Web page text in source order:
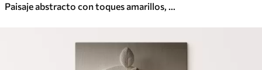
Paisaje abstracto con toques amarillos, una composición minimalista de tierra, agua y cielo, con colores apagados